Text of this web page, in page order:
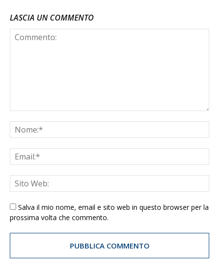
LASCIA UN COMMENTO
Salva il mio nome, email e sito web in questo browser per la
prossima volta che commento.